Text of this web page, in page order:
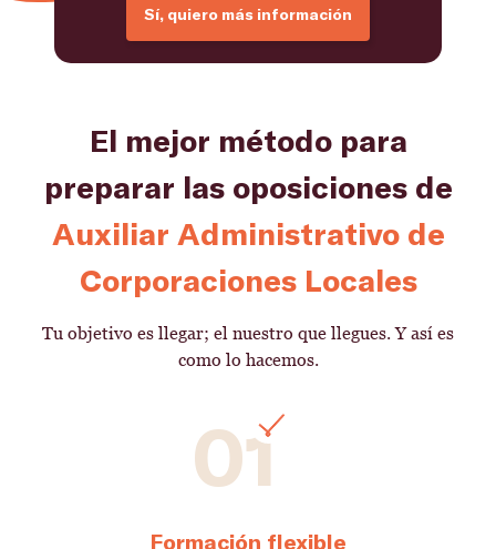
Sí, quiero más información
El mejor método para
preparar las oposiciones de
Auxiliar Administrativo de
Corporaciones Locales
Tu objetivo es llegar; el nuestro que llegues. Y así es
como lo hacemos.
01
Formación flexible